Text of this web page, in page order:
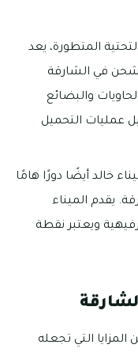
المتطورة، يعد
في الشارقة
والبضائع
عمليات التحميل
خالد أيضًا دورًا هامًا
يقدم الميناء
ويعتبر نقطة
التي تجعله